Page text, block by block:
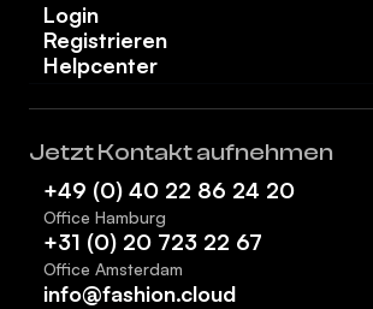
Login
Registrieren
Helpcenter
Jetzt Kontakt aufnehmen
+49 (0) 40 22 86 24 20
Office Hamburg
+31 (0) 20 723 22 67
Office Amsterdam
info@fashion.cloud